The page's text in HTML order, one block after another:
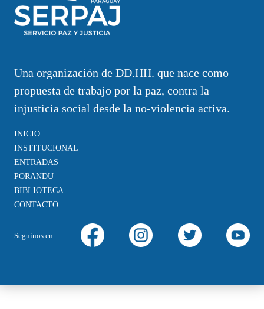
Una organización de DD.HH. que nace como
propuesta de trabajo por la paz, contra la
injusticia social desde la no-violencia activa.
INICIO
INSTITUCIONAL
ENTRADAS
PORANDU
BIBLIOTECA
CONTACTO
Seguinos en: